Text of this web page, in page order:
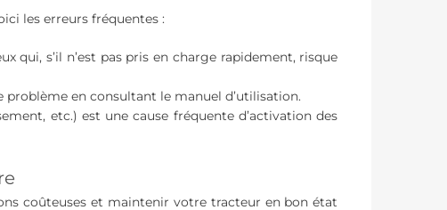
les erreurs fréquentes :
qui, s’il n’est pas pris en charge rapidement, risque
en consultant le manuel d’utilisation.
etc.) est une cause fréquente d’activation des
coûteuses et maintenir votre tracteur en bon état